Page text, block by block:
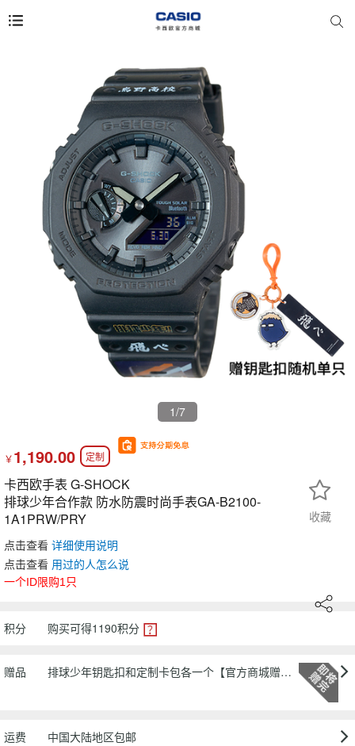
1/7
￥1,190.00 定制
卡西欧手表 G-SHOCK
排球少年合作款 防水防震时尚手表GA-B2100-
1A1PRW/PRY
点击查看 详细使用说明
点击查看 用过的人怎么说
一个ID限购1只
收藏
积分 购买可得1190积分
赠品 排球少年钥匙扣和定制卡包各一个【官方商城赠品，赠完为止】
运费 中国大陆地区包邮